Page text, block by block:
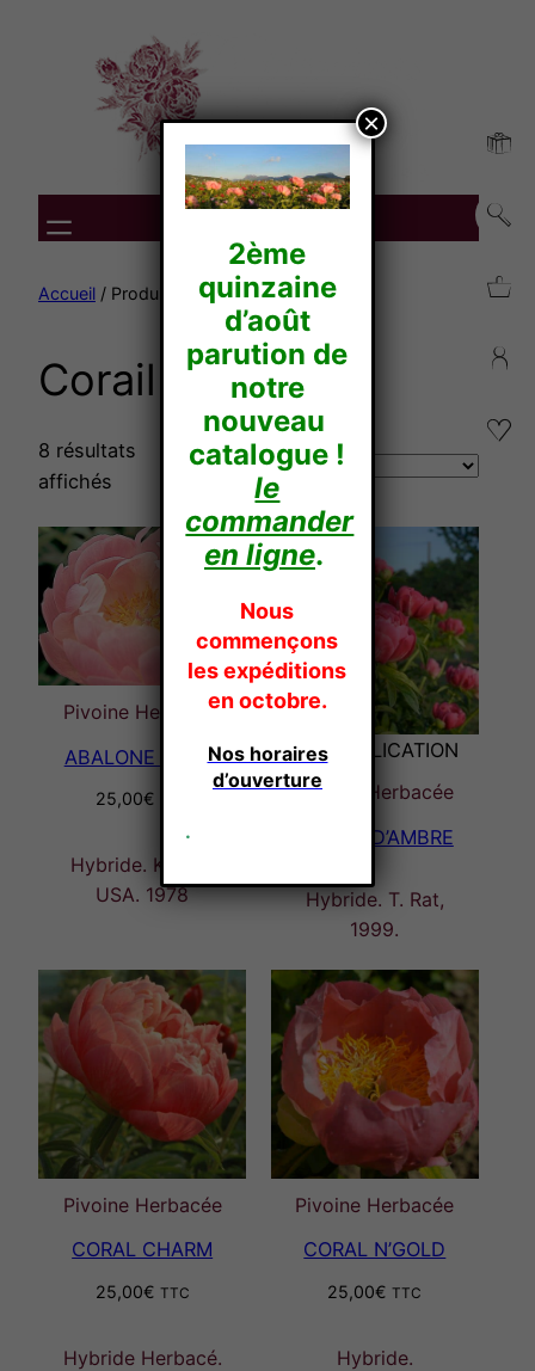
Accueil / Produit Couleur / Corail
Corail
8 résultats
affichés
Pivoine Herbacée
ABALONE PEARL
25,00€
Hybride. Krekle,
USA. 1978
EN MULTIPLICATION
Pivoine Herbacée
CORAIL D’AMBRE
Hybride. T. Rat,
1999.
Pivoine Herbacée
CORAL CHARM
25,00€ TTC
Hybride Herbacé.
Pivoine Herbacée
CORAL N’GOLD
25,00€ TTC
Hybride.
2ème
quinzaine
d’août
parution de
notre
nouveau
catalogue !
le
commander
en ligne.
Nous
commençons
les expéditions
en octobre.
Nos horaires
d’ouverture
.
×